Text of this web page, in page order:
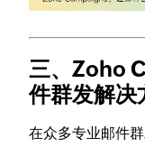
三、Zoho
件群发解决
在众多专业邮件